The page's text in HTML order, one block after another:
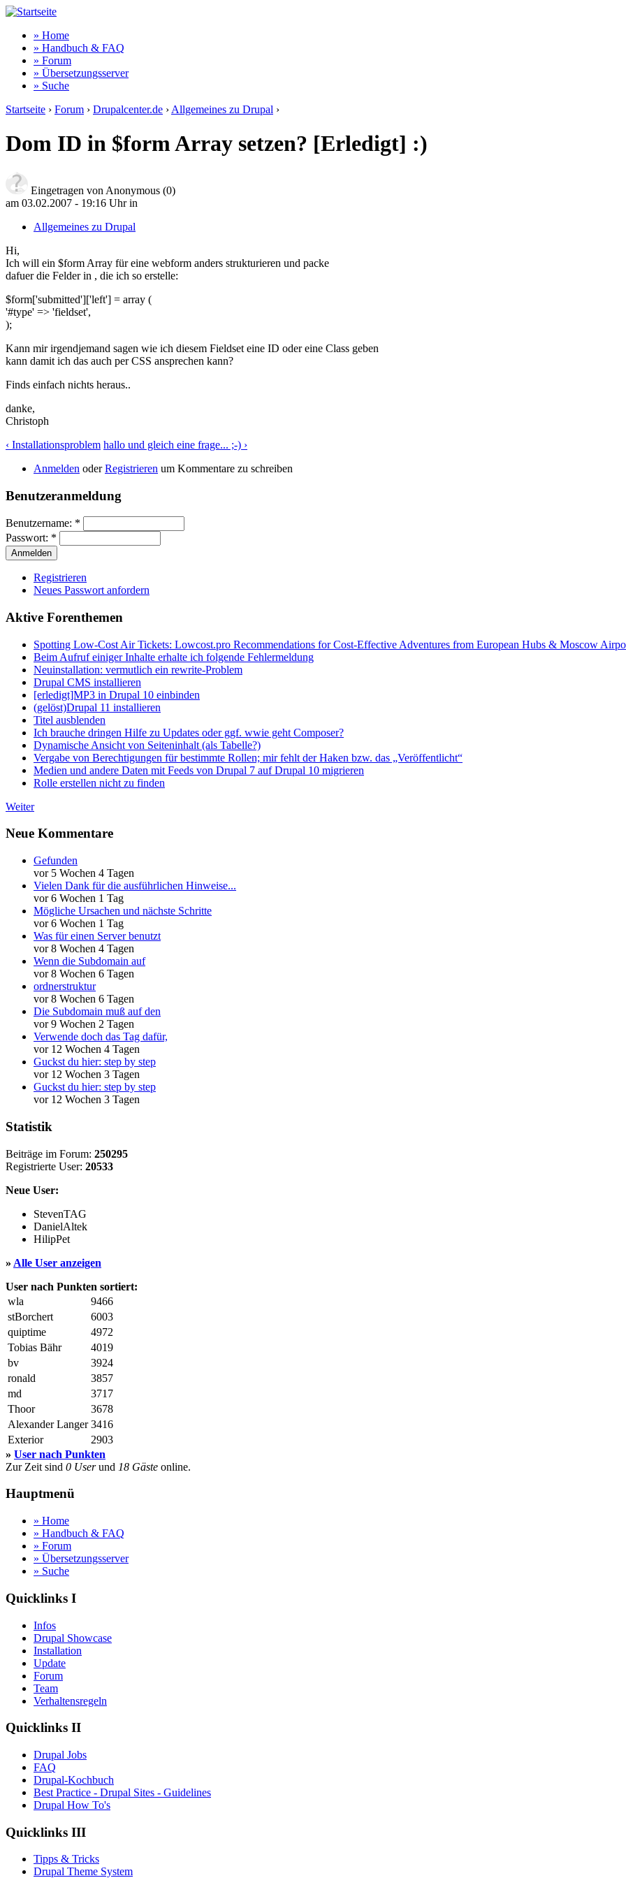
» Home
» Handbuch & FAQ
» Forum
» Übersetzungsserver
» Suche
Startseite › Forum › Drupalcenter.de › Allgemeines zu Drupal ›
Dom ID in $form Array setzen? [Erledigt] :)
Eingetragen von Anonymous (0)
am 03.02.2007 - 19:16 Uhrin
Allgemeines zu Drupal
Hi,
Ich will ein $form Array für eine webform anders strukturieren und packe
dafuer die Felder in , die ich so erstelle:
$form['submitted']['left'] = array (
'#type' => 'fieldset',
);
Kann mir irgendjemand sagen wie ich diesem Fieldset eine ID oder eine Class geben
kann damit ich das auch per CSS ansprechen kann?
Finds einfach nichts heraus..
danke,
Christoph
‹ Installationsproblem hallo und gleich eine frage... ;-) ›
Anmelden oderRegistrieren um Kommentare zu schreiben
Benutzeranmeldung
Benutzername: *
Passwort: *
Registrieren
Neues Passwort anfordern
Aktive Forenthemen
Spotting Low-Cost Air Tickets: Lowcost.pro Recommendations for Cost-Effective Adventures from European Hubs & Moscow
Beim Aufruf einiger Inhalte erhalte ich folgende Fehlermeldung
Neuinstallation: vermutlich ein rewrite-Problem
Drupal CMS installieren
[erledigt]MP3 in Drupal 10 einbinden
(gelöst)Drupal 11 installieren
Titel ausblenden
Ich brauche dringen Hilfe zu Updates oder ggf. wwie geht Composer?
Dynamische Ansicht von Seiteninhalt (als Tabelle?)
Vergabe von Berechtigungen für bestimmte Rollen; mir fehlt der Haken bzw. das „Veröffentlicht“
Medien und andere Daten mit Feeds von Drupal 7 auf Drupal 10 migrieren
Rolle erstellen nicht zu finden
Weiter
Neue Kommentare
Gefunden
vor 5 Wochen 4 Tagen
Vielen Dank für die ausführlichen Hinweise...
vor 6 Wochen 1 Tag
Mögliche Ursachen und nächste Schritte
vor 6 Wochen 1 Tag
Was für einen Server benutzt
vor 8 Wochen 4 Tagen
Wenn die Subdomain auf
vor 8 Wochen 6 Tagen
ordnerstruktur
vor 8 Wochen 6 Tagen
Die Subdomain muß auf den
vor 9 Wochen 2 Tagen
Verwende doch das Tag dafür,
vor 12 Wochen 4 Tagen
Guckst du hier: step by step
vor 12 Wochen 3 Tagen
Guckst du hier: step by step
vor 12 Wochen 3 Tagen
Statistik
Beiträge im Forum: 250295
Registrierte User: 20533
Neue User:
StevenTAG
DanielAltek
HilipPet
» Alle User anzeigen
User nach Punkten sortiert:
wla
9466
stBorchert
6003
quiptime
4972
Tobias Bähr
4019
bv
3924
ronald
3857
md
3717
Thoor
3678
Alexander Langer 3416
Exterior
2903
» User nach Punkten
Zur Zeit sind 0 Userund 18 Gäste online.
Hauptmenü
» Home
» Handbuch & FAQ
» Forum
» Übersetzungsserver
» Suche
Quicklinks I
Infos
Drupal Showcase
Installation
Update
Forum
Team
Verhaltensregeln
Quicklinks II
Drupal Jobs
FAQ
Drupal-Kochbuch
Best Practice - Drupal Sites - Guidelines
Drupal How To's
Quicklinks III
Tipps & Tricks
Drupal Theme System